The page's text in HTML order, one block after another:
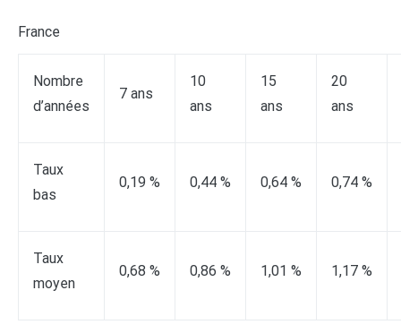
France
Nombre
d’années
7 ans
10
ans
15
ans
20
ans
Taux
bas
0,19 % 0,44 % 0,64 % 0,74 %
Taux
moyen
0,68 % 0,86 % 1,01 % 1,17 %